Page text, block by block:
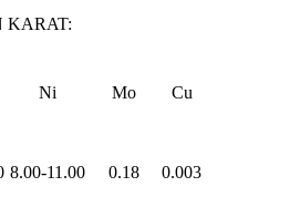
KARAT:
Ni Mo Cu
8.00-11.00 0.18 0.003